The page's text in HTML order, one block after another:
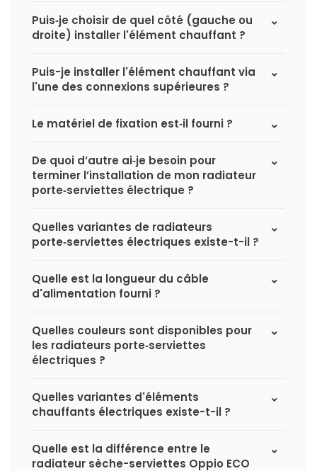
Puis‑je choisir de quel côté (gauche ou
droite) installer l'élément chauffant ?
Puis-je installer l'élément chauffant via
l'une des connexions supérieures ?
Le matériel de fixation est‑il fourni ?
De quoi d’autre ai‑je besoin pour
terminer l’installation de mon radiateur
porte‑serviettes électrique ?
Quelles variantes de radiateurs
porte‑serviettes électriques existe-t-il ?
Quelle est la longueur du câble
d'alimentation fourni ?
Quelles couleurs sont disponibles pour
les radiateurs porte‑serviettes
électriques ?
Quelles variantes d'éléments
chauffants électriques existe-t-il ?
Quelle est la différence entre le
radiateur sèche-serviettes Oppio ECO